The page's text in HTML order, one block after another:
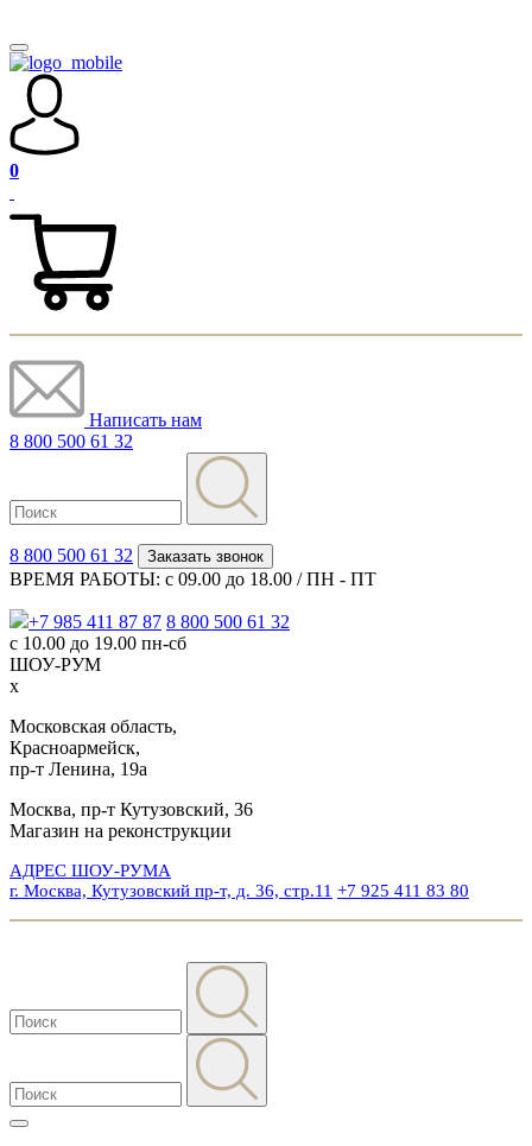
0
Написать нам
8 800 500 61 32
8 800 500 61 32 Заказать звонок
ВРЕМЯ РАБОТЫ: с 09.00 до 18.00 / ПН - ПТ
+7 985 411 87 87 8 800 500 61 32
с 10.00 до 19.00 пн-сб
ШОУ-РУМ
x
Московская область,
Красноармейск,
пр-т Ленина, 19а
Москва, пр-т Кутузовский, 36
Магазин на реконструкции
АДРЕС ШОУ-РУМА
г. Москва, Кутузовский пр-т, д. 36, стр.11 +7 925 411 83 80